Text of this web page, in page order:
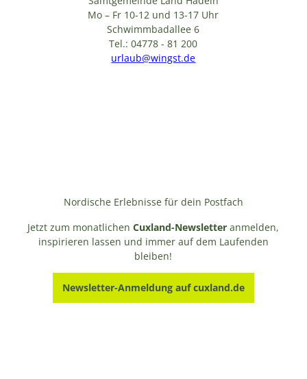
Mo – Fr 10-12 und 13-17 Uhr
Schwimmbadallee 6
Tel.: 04778 - 81 200
urlaub@wingst.de
Nordische Erlebnisse für dein Postfach
Jetzt zum monatlichenCuxland-Newsletter anmelden,
inspirieren lassen und immer auf dem Laufenden
bleiben!
Newsletter-Anmeldung auf cuxland.de